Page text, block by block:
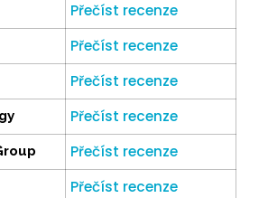
Přečíst recenze
Přečíst recenze
Přečíst recenze
Přečíst recenze
Přečíst recenze
Přečíst recenze